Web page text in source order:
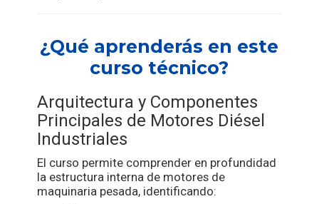
¿Qué aprenderás en este
curso técnico?
Arquitectura y Componentes
Principales de Motores Diésel
Industriales
El curso permite comprender en profundidad
la estructura interna de motores de
maquinaria pesada, identificando: